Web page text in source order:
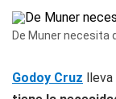
De Muner necesita
Godoy Cruz